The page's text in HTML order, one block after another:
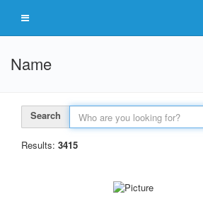
Name
Search
Results: 3415